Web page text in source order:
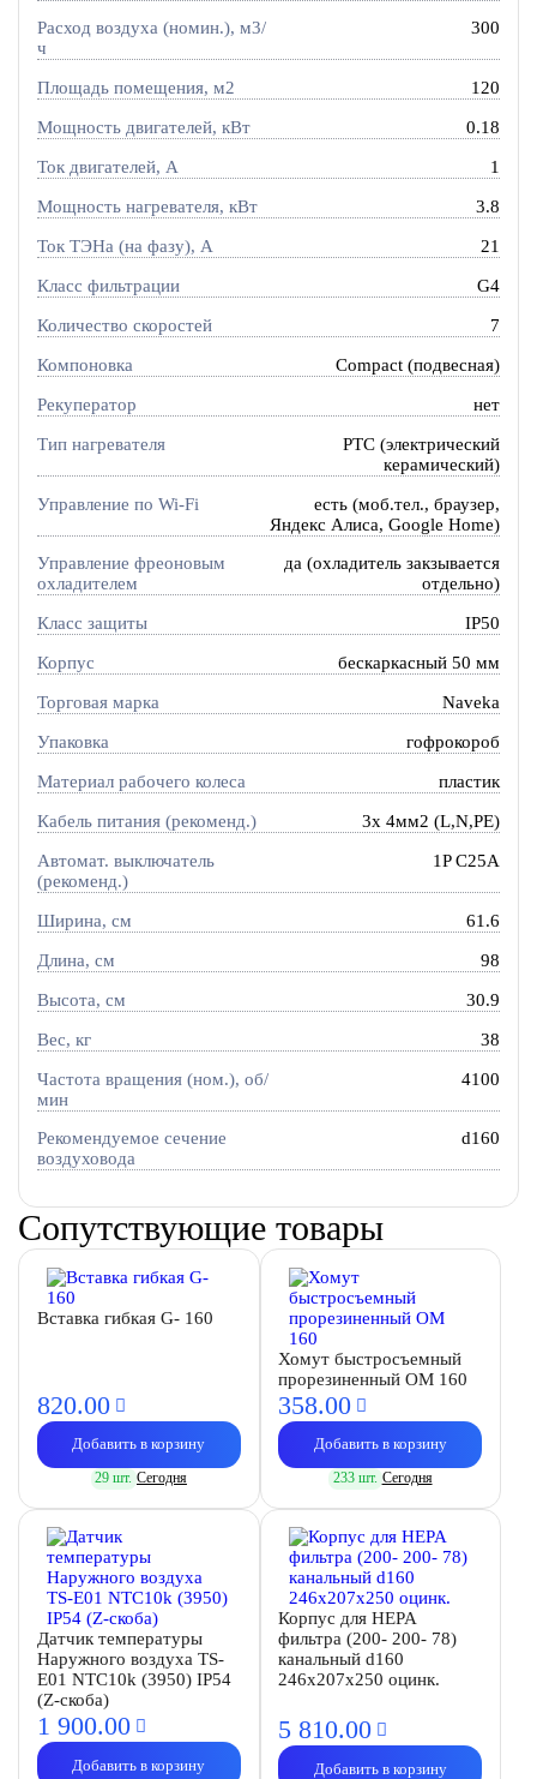
Расход воздуха (номин.), м3/
ч
300
Площадь помещения, м2 120
Мощность двигателей, кВт 0.18
Ток двигателей, А 1
Мощность нагревателя, кВт 3.8
Ток ТЭНа (на фазу), А 21
Класс фильтрации G4
Количество скоростей 7
Компоновка Compact (подвесная)
Рекуператор нет
Тип нагревателя
PTC (электрический
керамический)
Управление по Wi-Fi
есть (моб.тел., браузер,
Яндекс Алиса, Google Home)
Управление фреоновым
охладителем
да (охладитель закзывается
отдельно)
Класс защиты IP50
Корпус бескаркасный 50 мм
Торговая марка Naveka
Упаковка гофрокороб
Материал рабочего колеса пластик
Кабель питания (рекоменд.) 3х 4мм2 (L,N,PE)
Автомат. выключатель
(рекоменд.)
1P C25A
Ширина, см 61.6
Длина, см 98
Высота, см 30.9
Вес, кг 38
Частота вращения (ном.), об/
мин
4100
Рекомендуемое сечение
воздуховода
d160
Сопутствующие товары
Вставка гибкая G- 160
820.00
Добавить в корзину
29 шт. Сегодня
Хомут быстросъемный
прорезиненный OM 160
358.00
Добавить в корзину
233 шт. Сегодня
Датчик температуры
Наружного воздуха TS-
E01 NTC10k (3950) IP54
(Z-скоба)
1 900.00
Добавить в корзину
Корпус для HEPA
фильтра (200- 200- 78)
канальный d160
246х207х250 оцинк.
5 810.00
Добавить в корзину